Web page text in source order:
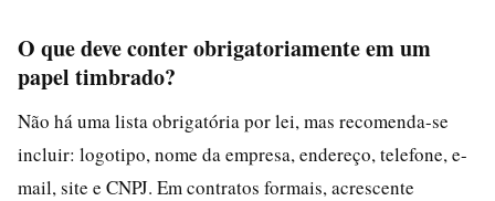
O que deve conter obrigatoriamente em um
papel timbrado?
Não há uma lista obrigatória por lei, mas recomenda-se
incluir: logotipo, nome da empresa, endereço, telefone, e-
mail, site e CNPJ. Em contratos formais, acrescente